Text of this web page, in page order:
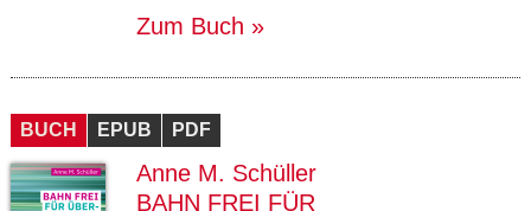
Zum Buch
BUCH EPUB PDF
Anne M. Schüller
BAHN FREI FÜR